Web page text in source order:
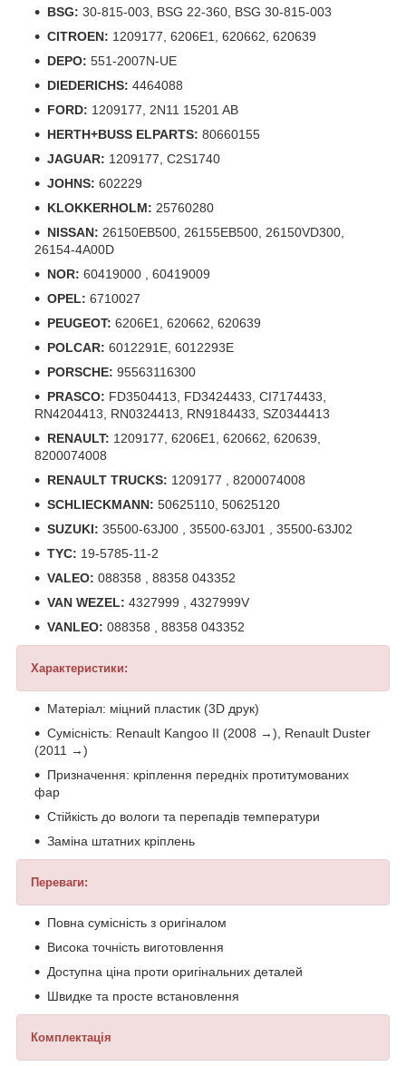
BSG: 30-815-003, BSG 22-360, BSG 30-815-003
CITROEN: 1209177, 6206E1, 620662, 620639
DEPO: 551-2007N-UE
DIEDERICHS: 4464088
FORD: 1209177, 2N11 15201 AB
HERTH+BUSS ELPARTS: 80660155
JAGUAR: 1209177, C2S1740
JOHNS: 602229
KLOKKERHOLM: 25760280
NISSAN: 26150EB500, 26155EB500, 26150VD300,
26154-4A00D
NOR: 60419000 , 60419009
OPEL: 6710027
PEUGEOT: 6206E1, 620662, 620639
POLCAR: 6012291E, 6012293E
PORSCHE: 95563116300
PRASCO: FD3504413, FD3424433, CI7174433,
RN4204413, RN0324413, RN9184433, SZ0344413
RENAULT: 1209177, 6206E1, 620662, 620639,
8200074008
RENAULT TRUCKS: 1209177 , 8200074008
SCHLIECKMANN: 50625110, 50625120
SUZUKI: 35500-63J00 , 35500-63J01 , 35500-63J02
TYC: 19-5785-11-2
VALEO: 088358 , 88358 043352
VAN WEZEL: 4327999 , 4327999V
VANLEO: 088358 , 88358 043352
Характеристики:
Матеріал: міцний пластик (3D друк)
Сумісність: Renault Kangoo II (2008 →), Renault Duster
(2011 →)
Призначення: кріплення передніх протитумованих
фар
Стійкість до вологи та перепадів температури
Заміна штатних кріплень
Переваги:
Повна сумісність з оригіналом
Висока точність виготовлення
Доступна ціна проти оригінальних деталей
Швидке та просте встановлення
Комплектація